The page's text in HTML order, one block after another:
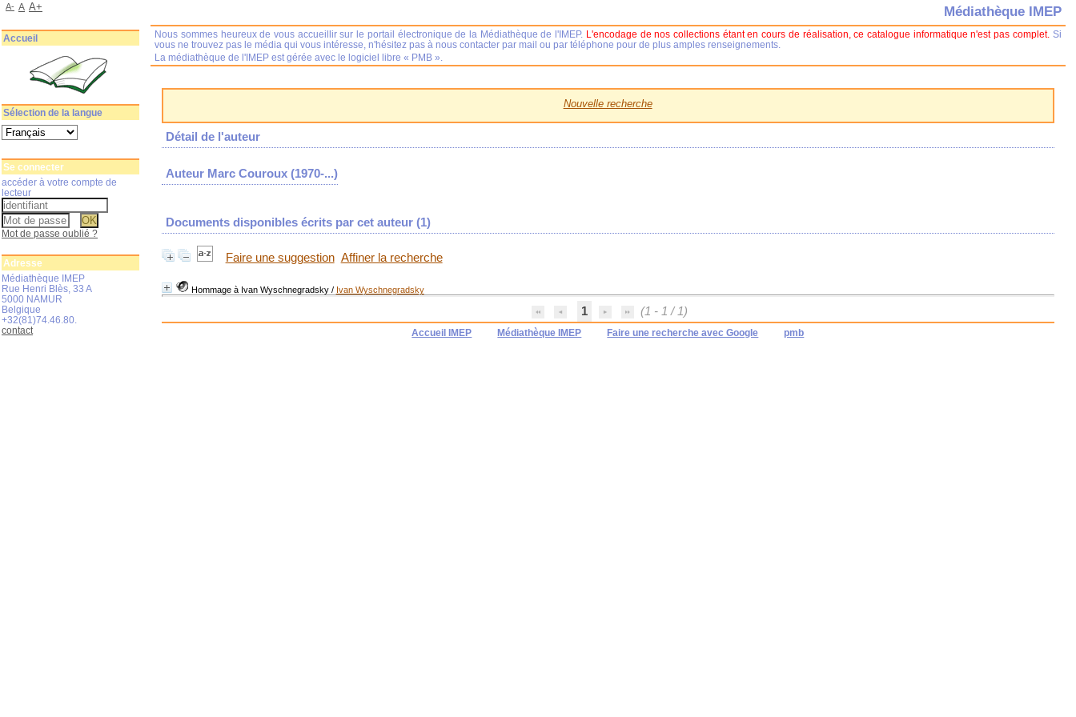
Nouvelle recherche
Détail de l'auteur
Auteur Marc Couroux (1970-...)
Documents disponibles écrits par cet auteur (1)
Faire une suggestion Affiner la recherche
Hommage à Ivan Wyschnegradsky/ Ivan Wyschnegradsky
1 (1 - 1 / 1)
Accueil IMEP Médiathèque IMEP Faire une recherche avec Google pmb
Médiathèque IMEP
Nous sommes heureux de vous accueillir sur le portail électronique de la Médiathèque de l'IMEP. L'encodage de nos collections étant en cours de réalisation, ce catalogue informatique n'est pas complet. Si
vous ne trouvez pas le média qui vous intéresse, n'hésitez pas à nous contacter par mail ou par téléphone pour de plus amples renseignements.
La médiathèque de l'IMEP est gérée avec le logiciel libre « PMB ».
A- A A+
Accueil
Sélection de la langue
Se connecter
accéder à votre compte de
lecteur
Mot de passe oublié ?
Adresse
Médiathèque IMEP
Rue Henri Blès, 33 A
5000 NAMUR
Belgique
+32(81)74.46.80.
contact